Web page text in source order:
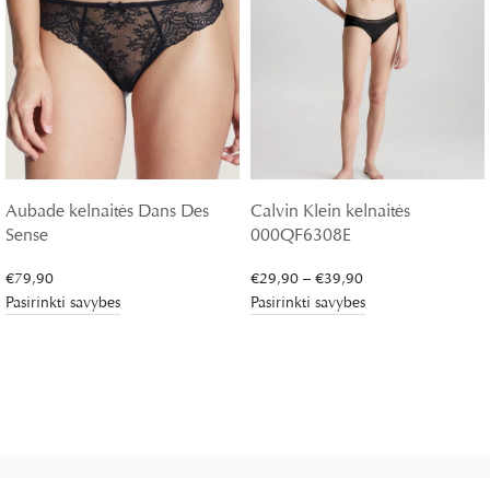
Aubade kelnaitės Dans Des
Sense
€79,90
Pasirinkti savybes
Calvin Klein kelnaitės
000QF6308E
€29,90 – €39,90Price
range:
Pasirinkti savybes